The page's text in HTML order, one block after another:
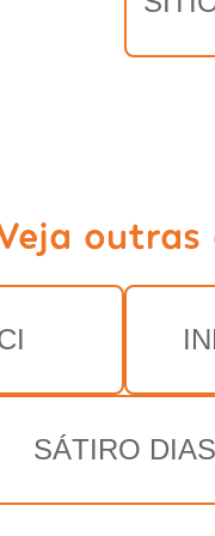
outras
SÁTIRO DIAS